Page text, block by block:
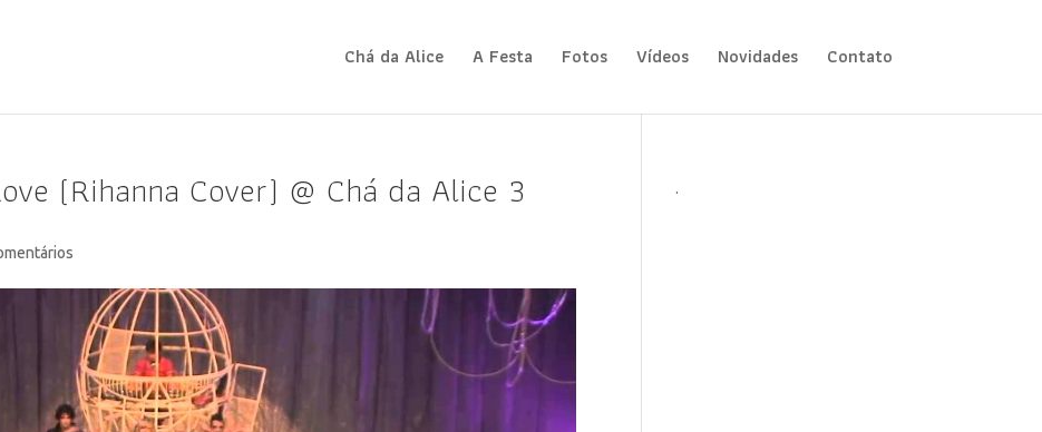
Chá da Alice A Festa Fotos Vídeos Novidades Contato
(Rihanna Cover) @ Chá da Alice 3 .